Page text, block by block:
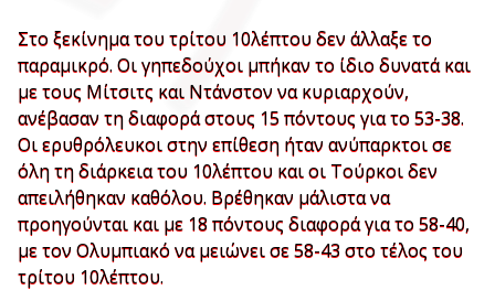
Στο ξεκίνημα του τρίτου 10λέπτου δεν άλλαξε το
παραμικρό. Οι γηπεδούχοι μπήκαν το ίδιο δυνατά και
με τους Μίτσιτς και Ντάνστον να κυριαρχούν,
ανέβασαν τη διαφορά στους 15 πόντους για το 53-38.
Οι ερυθρόλευκοι στην επίθεση ήταν ανύπαρκτοι σε
όλη τη διάρκεια του 10λέπτου και οι Τούρκοι δεν
απειλήθηκαν καθόλου. Βρέθηκαν μάλιστα να
προηγούνται και με 18 πόντους διαφορά για το 58-40,
με τον Ολυμπιακό να μειώνει σε 58-43 στο τέλος του
τρίτου 10λέπτου.